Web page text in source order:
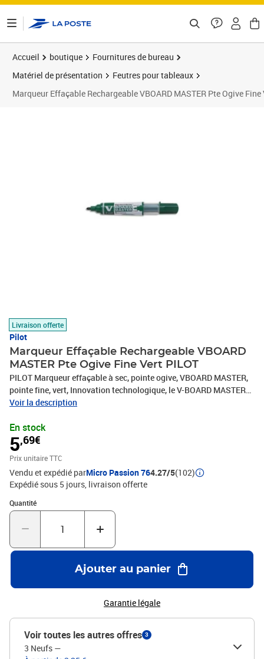
Accueil boutique
Fournitures de bureau
Matériel de présentation
Feutres pour tableaux
Marqueur Effaçable Rechargeable VBOARD MASTER Pte Ogive Fine
Livraison offerte
Pilot
Marqueur Effaçable Rechargeable VBOARD
MASTER Pte Ogive Fine Vert PILOT
PILOT Marqueur effaçable à sec, pointe ogive, VBOARD MASTER,
pointe fine, vert, Innovation technologique, le V-BOARD MASTER
est un marqueur tableau blanc rechargeable à encre liquide. Le
instantané sans secouer ni pomper ainsi qu'un débit d'encre
constant: fini le marqueur qui écrit de moins en moins au fur et à
mesure de l'utilisation ! Vous serez séduit par l'intensité et la
luminosité des couleurs du V-BOARD MASTER. Marqueur
appartenant à la gamme Begreen, fabriqué à partir de plastique
recyclé.
Voir la description
En stock
5,69€
Prix unitaire TTC
Vendu et expédié parMicro Passion 764.27/5(102)
Expédié sous 5 jours livraison offerte
Quantité
Quantité : 1
Ajouter au panier
Garantie légale
Voir toutes les autres offres 3
3 Neufs —